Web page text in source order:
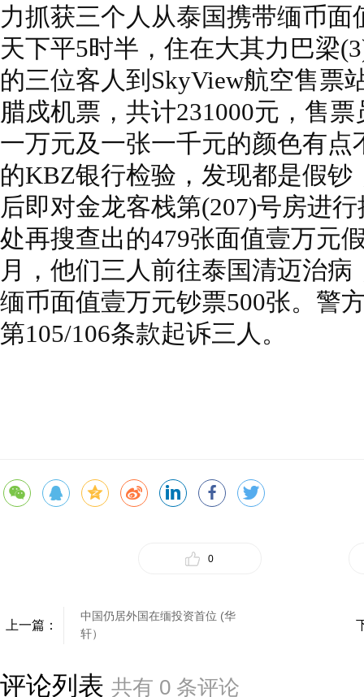
力抓获三个人从泰国携带缅币
天下平5时半，住在大其力巴梁
的三位客人到SkyView航空售票
腊戍机票，共计231000元，售
一万元及一张一千元的颜色有点
的KBZ银行检验，发现都是假钞
后即对金龙客栈第(207)号房进
处再搜查出的479张面值壹万元
月，他们三人前往泰国清迈治病
缅币面值壹万元钞票500张。警
第105/106条款起诉三人。
0
上一篇：
中国仍居外国在缅投资首位 (华
轩）
评论列表 共有 0 条评论